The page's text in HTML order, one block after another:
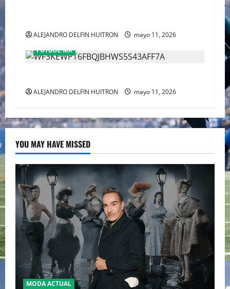
ALEJANDRO DELFIN HUITRON
mayo 11, 2026
FÚTBOL MX
ALEJANDRO DELFIN HUITRON mayo 11, 2026
YOU MAY HAVE MISSED
MODA ACTUAL